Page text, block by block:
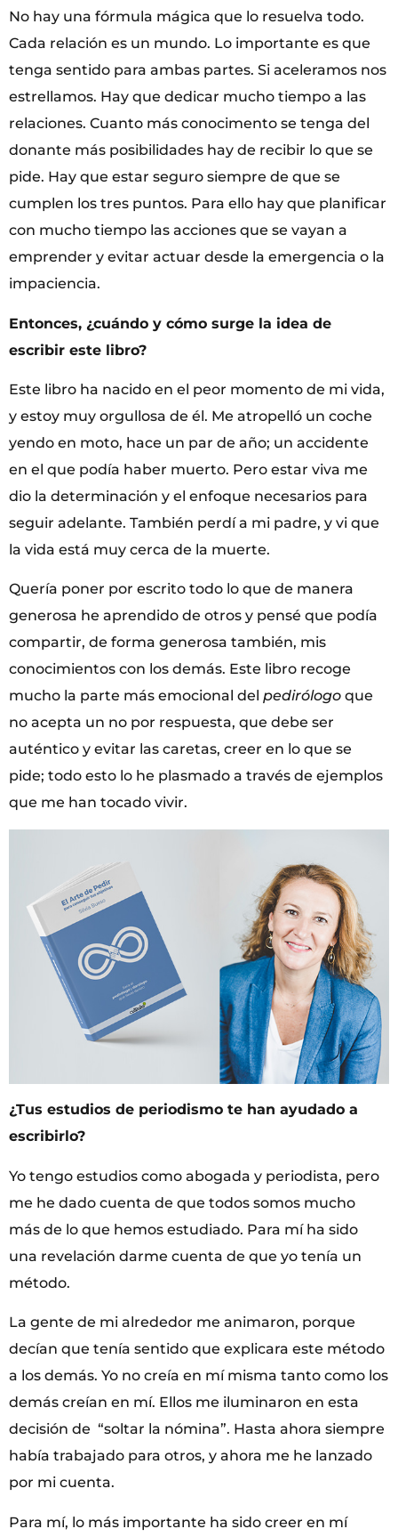
No hay una fórmula mágica que lo resuelva todo.
Cada relación es un mundo. Lo importante es que
tenga sentido para ambas partes. Si aceleramos nos
estrellamos. Hay que dedicar mucho tiempo a las
relaciones. Cuanto más conocimento se tenga del
donante más posibilidades hay de recibir lo que se
pide. Hay que estar seguro siempre de que se
cumplen los tres puntos. Para ello hay que planificar
con mucho tiempo las acciones que se vayan a
emprender y evitar actuar desde la emergencia o la
impaciencia.
Entonces, ¿cuándo y cómo surge la idea de
escribir este libro?
Este libro ha nacido en el peor momento de mi vida,
y estoy muy orgullosa de él. Me atropelló un coche
yendo en moto, hace un par de año; un accidente
en el que podía haber muerto. Pero estar viva me
dio la determinación y el enfoque necesarios para
seguir adelante. También perdí a mi padre, y vi que
la vida está muy cerca de la muerte.
Quería poner por escrito todo lo que de manera
generosa he aprendido de otros y pensé que podía
compartir, de forma generosa también, mis
conocimientos con los demás. Este libro recoge
mucho la parte más emocional del pedirólogo que
no acepta un no por respuesta, que debe ser
auténtico y evitar las caretas, creer en lo que se
pide; todo esto lo he plasmado a través de ejemplos
que me han tocado vivir.
¿Tus estudios de periodismo te han ayudado a
escribirlo?
Yo tengo estudios como abogada y periodista, pero
me he dado cuenta de que todos somos mucho
más de lo que hemos estudiado. Para mí ha sido
una revelación darme cuenta de que yo tenía un
método.
La gente de mi alrededor me animaron, porque
decían que tenía sentido que explicara este método
a los demás. Yo no creía en mí misma tanto como los
demás creían en mí. Ellos me iluminaron en esta
decisión de “soltar la nómina”. Hasta ahora siempre
había trabajado para otros, y ahora me he lanzado
por mi cuenta.
Para mí, lo más importante ha sido creer en mí